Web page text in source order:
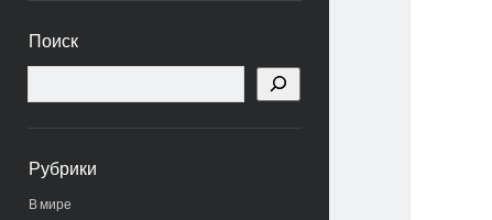
панель
Поиск
Рубрики
В мире